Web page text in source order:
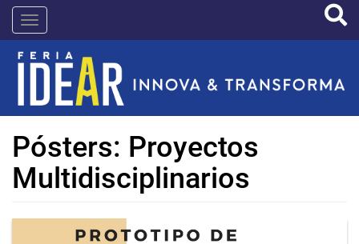
Pasar
contenido
principal
IDEAR
Pósters: Proyectos
Multidisciplinarios